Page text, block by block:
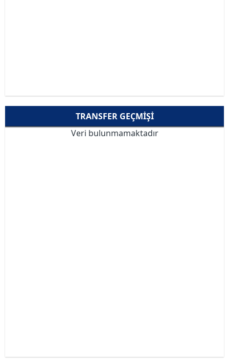
TRANSFER GEÇMIŞI
Veri bulunmamaktadır